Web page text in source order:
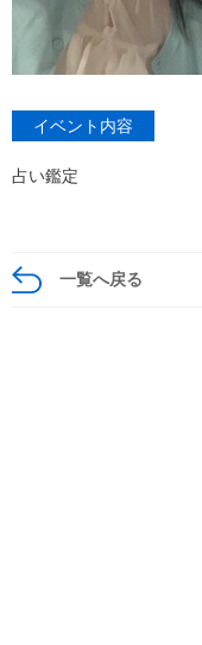
イベント内容
占い鑑定
一覧へ戻る